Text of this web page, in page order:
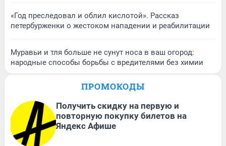
«Год преследовал и облил кислотой». Рассказ
петербурженки о жестоком нападении и реабилитации
Муравьи и тля больше не сунут носа в ваш огород:
народные способы борьбы с вредителями без химии
ПРОМОКОДЫ
Получить скидку на первую и
повторную покупку билетов на
Яндекс Афише